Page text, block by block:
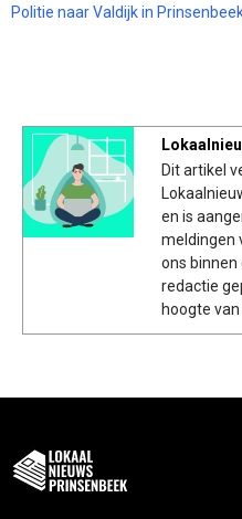
Politie naar Valdijk in
Dit artikel
en is
meldingen
ons binnen
redactie
hoogte